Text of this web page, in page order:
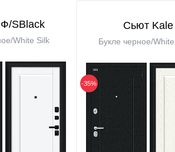
SBlack
White Silk
Сьют Kale
Букле черное/
-35%